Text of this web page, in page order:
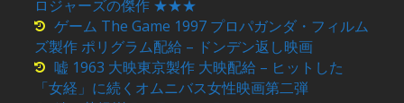
ロジャーズの傑作 ★★★
ゲーム The Game 1997 プロパガンダ・フィルム
ズ製作 ポリグラム配給 – ドンデン返し映画
嘘 1963 大映東京製作 大映配給 – ヒットした
「女経」に続くオムニバス女性映画第二弾